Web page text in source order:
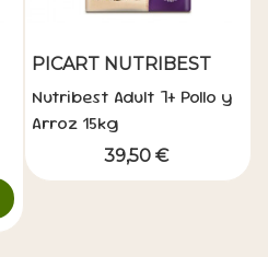
PICART NUTRIBEST
Nutribest Adult 7+ Pollo y
Arroz 15kg
39,50 €